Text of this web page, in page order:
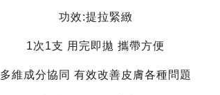
功效:提拉緊緻
1次1支 用完即拋 攜帶方便
多維成分協同 有效改善皮膚各種問題